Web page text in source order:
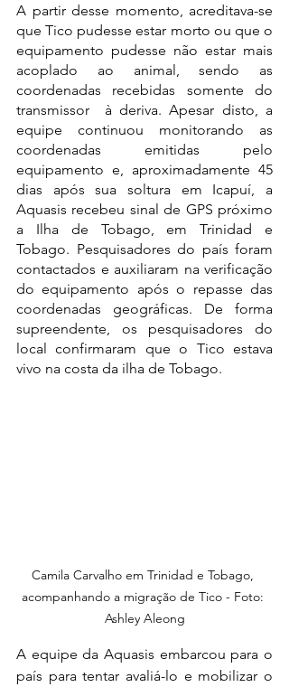
A partir desse momento, acreditava-se
que Tico pudesse estar morto ou que o
equipamento pudesse não estar mais
acoplado ao animal, sendo as
coordenadas recebidas somente do
transmissor  à deriva. Apesar disto, a
equipe continuou monitorando as
coordenadas emitidas pelo
equipamento e, aproximadamente 45
dias após sua soltura em Icapuí, a
Aquasis recebeu sinal de GPS próximo
a Ilha de Tobago, em Trinidad e
Tobago. Pesquisadores do país foram
contactados e auxiliaram na verificação
do equipamento após o repasse das
coordenadas geográficas. De forma
supreendente, os pesquisadores do
local confirmaram que o Tico estava
vivo na costa da ilha de Tobago.
Camila Carvalho em Trinidad e Tobago,
acompanhando a migração de Tico - Foto:
Ashley Aleong
A equipe da Aquasis embarcou para o
país para tentar avaliá-lo e mobilizar o